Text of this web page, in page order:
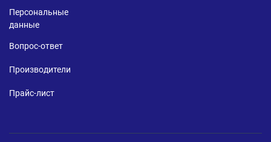
Персональные
данные
Вопрос-ответ
Производители
Прайс-лист